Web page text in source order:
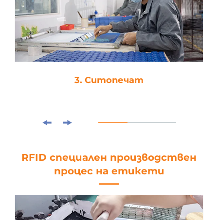
3. Ситопечат
RFID специален производствен
процес на етикети